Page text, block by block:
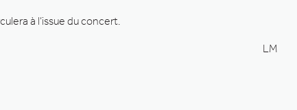
à l’issue du concert.
LM